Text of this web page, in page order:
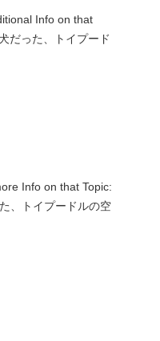
Info on that
だった、トイプード
Info on that Topic:
、トイプードルの空